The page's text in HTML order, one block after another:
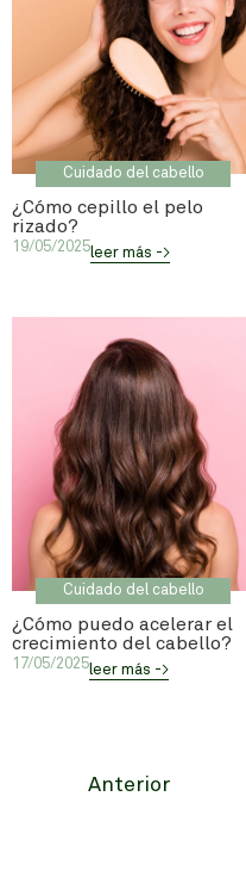
Cuidado del cabello
¿Cómo cepillo el pelo
rizado?
19/05/2025leer más ->
Cuidado del cabello
¿Cómo puedo acelerar el
crecimiento del cabello?
17/05/2025leer más ->
Anterior